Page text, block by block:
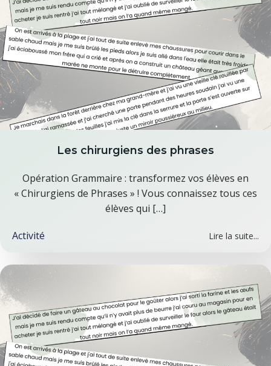
Les chirurgiens des phrases
Opération Grammaire : transformez vos élèves en
« Chirurgiens de Phrases » ! Vous connaissez tous ces
élèves qui […]
Activité Lire la suite...